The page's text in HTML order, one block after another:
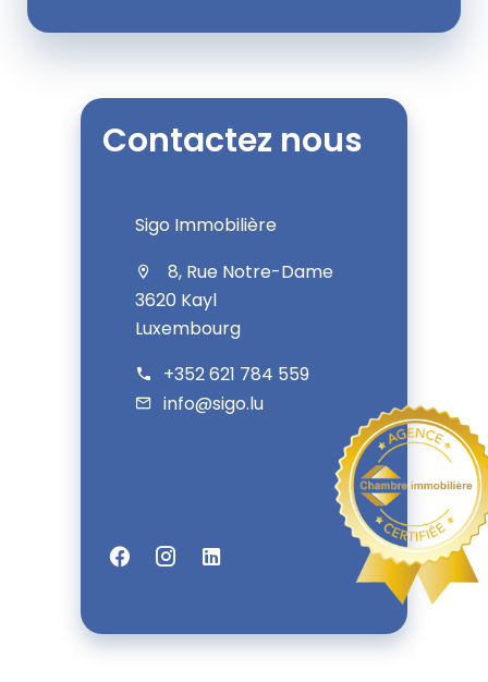
Contactez nous
Sigo Immobilière
8, Rue Notre-Dame
3620 Kayl
Luxembourg
+352 621 784 559
info@sigo.lu